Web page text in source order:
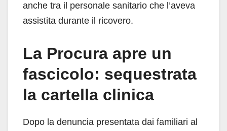
anche tra il personale sanitario che l’aveva
assistita durante il ricovero.
La Procura apre un
fascicolo: sequestrata
la cartella clinica
Dopo la denuncia presentata dai familiari al